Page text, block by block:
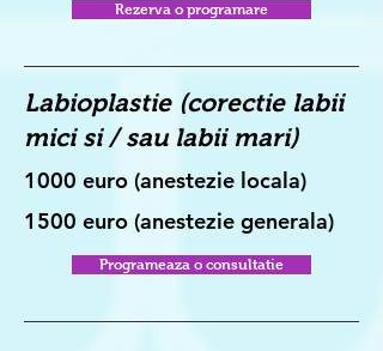
Rezerva o programare
Labioplastie (corectie labii
mici si / sau labii mari)
1000 euro (anestezie locala)
1500 euro (anestezie generala)
Programeaza o consultatie